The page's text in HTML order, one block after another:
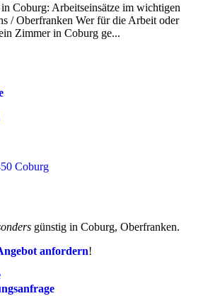
Coburg: Arbeitseinsätze im wichtigen
/ Oberfranken Wer für die Arbeit oder
Zimmer in Coburg ge...
Coburg
günstig in Coburg, Oberfranken.
anfordern!